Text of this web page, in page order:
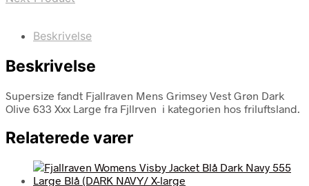
Beskrivelse
Beskrivelse
Supersize fandt Fjallraven Mens Grimsey Vest Grøn Dark
Olive 633 Xxx Large fra Fjllrven i kategorien hos friluftsland.
Relaterede varer